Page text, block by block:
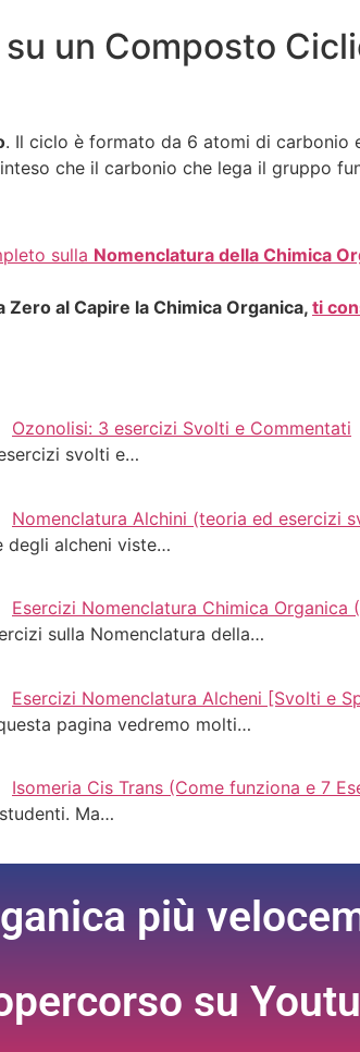
un Composto
. Il ciclo è formato da 6 atomi di carbonio
che il carbonio che lega il gruppo
sulla Nomenclatura della Chimica
al Capire la Chimica Organica, ti
Ozonolisi: 3 esercizi Svolti e Commentati
svolti e…
Nomenclatura Alchini (teoria ed esercizi
degli alcheni viste…
Esercizi Nomenclatura Chimica Organica
sulla Nomenclatura della…
Esercizi Nomenclatura Alcheni [Svolti e
pagina vedremo molti…
Isomeria Cis Trans (Come funziona e 7
Ma…
più
su